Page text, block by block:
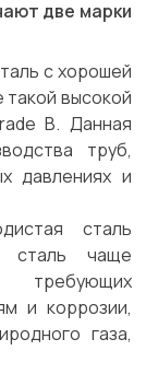
две марки
с хорошей
высокой
B. Данная
труб,
давлениях и
сталь
сталь чаще
требующих
и коррозии,
газа,